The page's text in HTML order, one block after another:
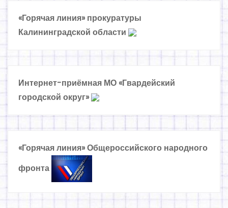
«Горячая линия» прокуратуры
Калининградской области
Интернет-приёмная МО «Гвардейский
городской округ»
«Горячая линия» Общероссийского народного
фронта